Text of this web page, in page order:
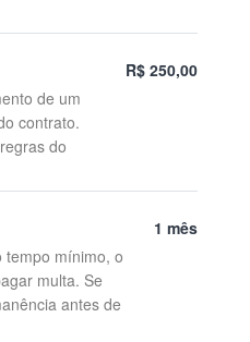
de um
contrato.
do
R$ 250,00
tempo mínimo, o
multa. Se
antes de
1 mês